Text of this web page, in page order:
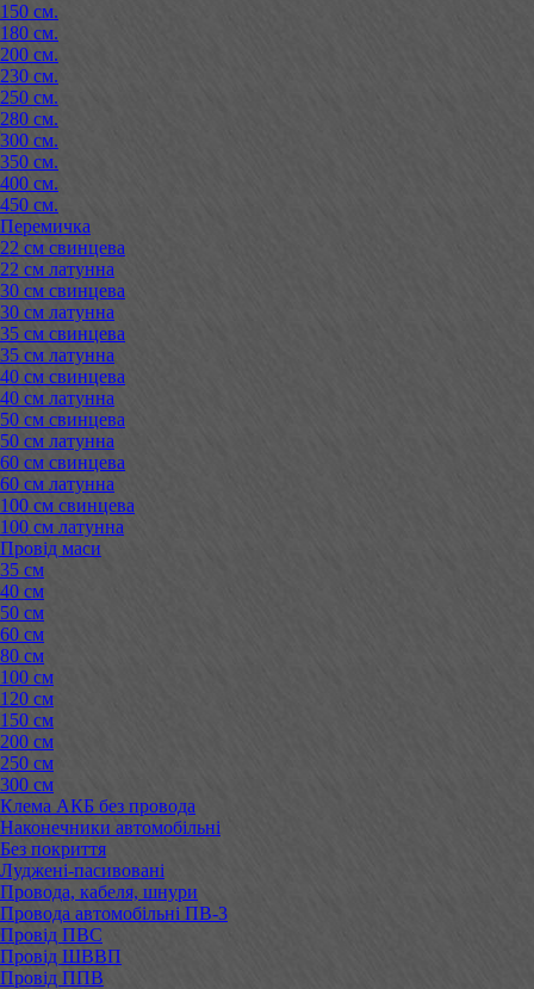
150 см.
180 см.
200 см.
230 см.
250 см.
280 см.
300 см.
350 см.
400 см.
450 см.
Перемичка
22 см свинцева
22 см латунна
30 см свинцева
30 см латунна
35 см свинцева
35 см латунна
40 см свинцева
40 см латунна
50 см свинцева
50 см латунна
60 см свинцева
60 см латунна
100 см свинцева
100 см латунна
Провід маси
35 см
40 см
50 см
60 см
80 см
100 см
120 см
150 см
200 см
250 см
300 см
Клема АКБ без провода
Наконечники автомобільні
Без покриття
Луджені-пасивовані
Провода, кабеля, шнури
Провода автомобільні ПВ-3
Провід ПВС
Провід ШВВП
Провід ППВ